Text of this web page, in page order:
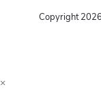
Copyright 2026
×